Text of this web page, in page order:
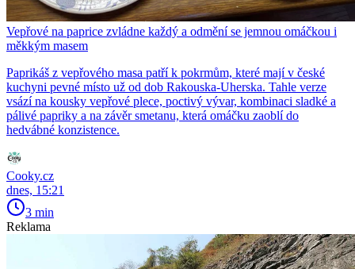
Vepřové na paprice zvládne každý a odmění se jemnou omáčkou i
měkkým masem
Paprikáš z vepřového masa patří k pokrmům, které mají v české
kuchyni pevné místo už od dob Rakouska-Uherska. Tahle verze
vsází na kousky vepřové plece, poctivý vývar, kombinaci sladké a
pálivé papriky a na závěr smetanu, která omáčku zaoblí do
hedvábné konzistence.
Cooky.cz
dnes, 15:21
3 min
Reklama